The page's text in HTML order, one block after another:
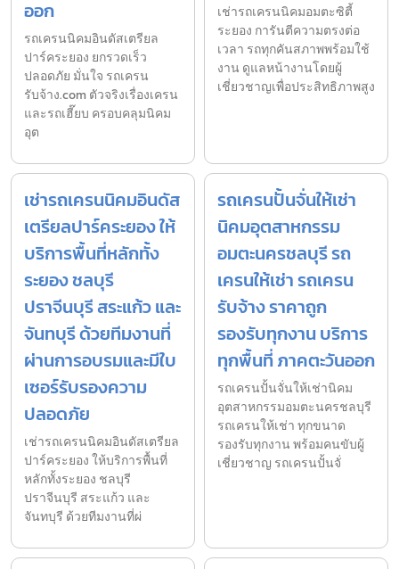
ออก
รถเครนนิคมอินดัสเตรียล
ปาร์คระยอง ยกรวดเร็ว
ปลอดภัย มั่นใจ รถเครน
รับจ้าง.com ตัวจริงเรื่องเครน
และรถเฮี๊ยบ ครอบคลุมนิคม
อุต
เช่ารถเครนนิคมอมตะซิตี้
ระยอง การันตีความตรงต่อ
เวลา รถทุกคันสภาพพร้อมใช้
งาน ดูแลหน้างานโดยผู้
เชี่ยวชาญเพื่อประสิทธิภาพสูง
เช่ารถเครนนิคมอินดัส
เตรียลปาร์คระยอง ให้
บริการพื้นที่หลักทั้ง
ระยอง ชลบุรี
ปราจีนบุรี สระแก้ว และ
จันทบุรี ด้วยทีมงานที่
ผ่านการอบรมและมีใบ
เซอร์รับรองความ
ปลอดภัย
เช่ารถเครนนิคมอินดัสเตรียล
ปาร์คระยอง ให้บริการพื้นที่
หลักทั้งระยอง ชลบุรี
ปราจีนบุรี สระแก้ว และ
จันทบุรี ด้วยทีมงานที่ผ่
รถเครนปั้นจั่นให้เช่า
นิคมอุตสาหกรรม
อมตะนครชลบุรี รถ
เครนให้เช่า รถเครน
รับจ้าง ราคาถูก
รองรับทุกงาน บริการ
ทุกพื้นที่ ภาคตะวันออก
รถเครนปั้นจั่นให้เช่านิคม
อุตสาหกรรมอมตะนครชลบุรี
รถเครนให้เช่า ทุกขนาด
รองรับทุกงาน พร้อมคนขับผู้
เชี่ยวชาญ รถเครนปั้นจั่